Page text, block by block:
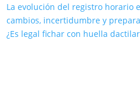
La evolución del registro horario
cambios, incertidumbre y
¿Es legal fichar con huella